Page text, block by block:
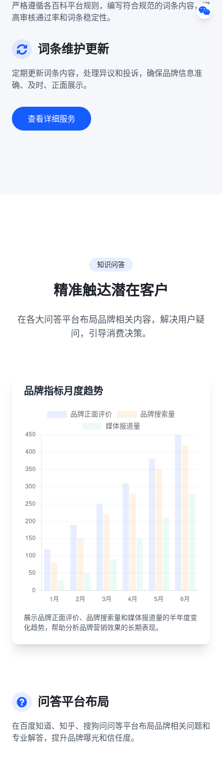
严格遵循各百科平台规则，编写符合规范的词条内容，提
高审核通过率和词条稳定性。
词条维护更新
定期更新词条内容，处理异议和投诉，确保品牌信息准
确、及时、正面展示。
查看详细服务
知识问答
精准触达潜在客户
在各大问答平台布局品牌相关内容，解决用户疑
问，引导消费决策。
品牌指标月度趋势
展示品牌正面评价、品牌搜索量和媒体报道量的半年度变
化趋势，帮助分析品牌营销效果的长期表现。
问答平台布局
在百度知道、知乎、搜狗问问等平台布局品牌相关问题和
专业解答，提升品牌曝光和信任度。